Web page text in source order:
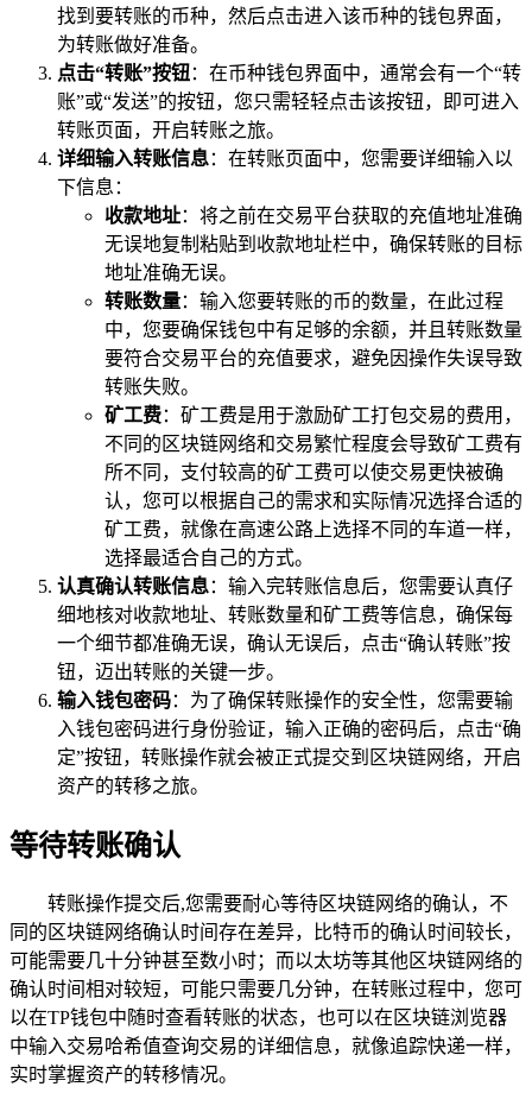
找到要转账的币种，然后点击进入该币种的钱包界面，
为转账做好准备。
点击“转账”按钮：在币种钱包界面中，通常会有一个“转
账”或“发送”的按钮，您只需轻轻点击该按钮，即可进入
转账页面，开启转账之旅。
详细输入转账信息：在转账页面中，您需要详细输入以
下信息：
收款地址：将之前在交易平台获取的充值地址准确
无误地复制粘贴到收款地址栏中，确保转账的目标
地址准确无误。
转账数量：输入您要转账的币的数量，在此过程
中，您要确保钱包中有足够的余额，并且转账数量
要符合交易平台的充值要求，避免因操作失误导致
转账失败。
矿工费：矿工费是用于激励矿工打包交易的费用，
不同的区块链网络和交易繁忙程度会导致矿工费有
所不同，支付较高的矿工费可以使交易更快被确
认，您可以根据自己的需求和实际情况选择合适的
矿工费，就像在高速公路上选择不同的车道一样，
选择最适合自己的方式。
认真确认转账信息：输入完转账信息后，您需要认真仔
细地核对收款地址、转账数量和矿工费等信息，确保每
一个细节都准确无误，确认无误后，点击“确认转账”按
钮，迈出转账的关键一步。
输入钱包密码：为了确保转账操作的安全性，您需要输
入钱包密码进行身份验证，输入正确的密码后，点击“确
定”按钮，转账操作就会被正式提交到区块链网络，开启
资产的转移之旅。
等待转账确认
转账操作提交后,您需要耐心等待区块链网络的确认，不
同的区块链网络确认时间存在差异，比特币的确认时间较长，
可能需要几十分钟甚至数小时；而以太坊等其他区块链网络的
确认时间相对较短，可能只需要几分钟，在转账过程中，您可
以在TP钱包中随时查看转账的状态，也可以在区块链浏览器
中输入交易哈希值查询交易的详细信息，就像追踪快递一样，
实时掌握资产的转移情况。